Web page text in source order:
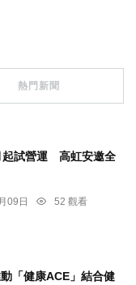
熱門新聞
起試營運 高虹安邀全
09日
52 觀看
「健康ACE」結合健